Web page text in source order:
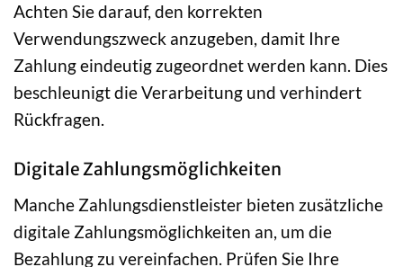
Achten Sie darauf, den korrekten
Verwendungszweck anzugeben, damit Ihre
Zahlung eindeutig zugeordnet werden kann. Dies
beschleunigt die Verarbeitung und verhindert
Rückfragen.
Digitale Zahlungsmöglichkeiten
Manche Zahlungsdienstleister bieten zusätzliche
digitale Zahlungsmöglichkeiten an, um die
Bezahlung zu vereinfachen. Prüfen Sie Ihre